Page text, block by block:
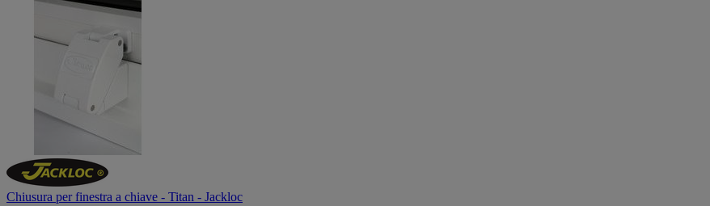
Chiusura per finestra a chiave - Titan - Jackloc